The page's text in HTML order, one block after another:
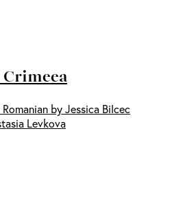
by Jessica Bilcec
Levkova